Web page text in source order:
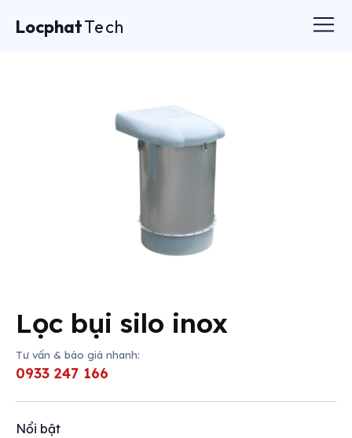
LocphatTech
Lọc bụi silo inox
Tư vấn & báo giá nhanh:
0933 247 166
Nổi bật